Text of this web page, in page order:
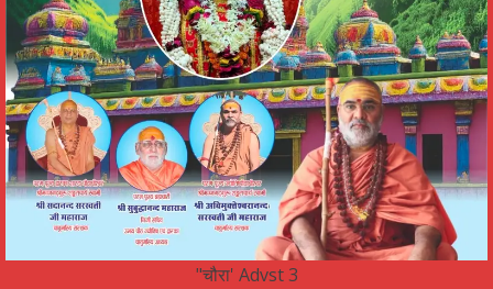
"चौरा' Advst 3